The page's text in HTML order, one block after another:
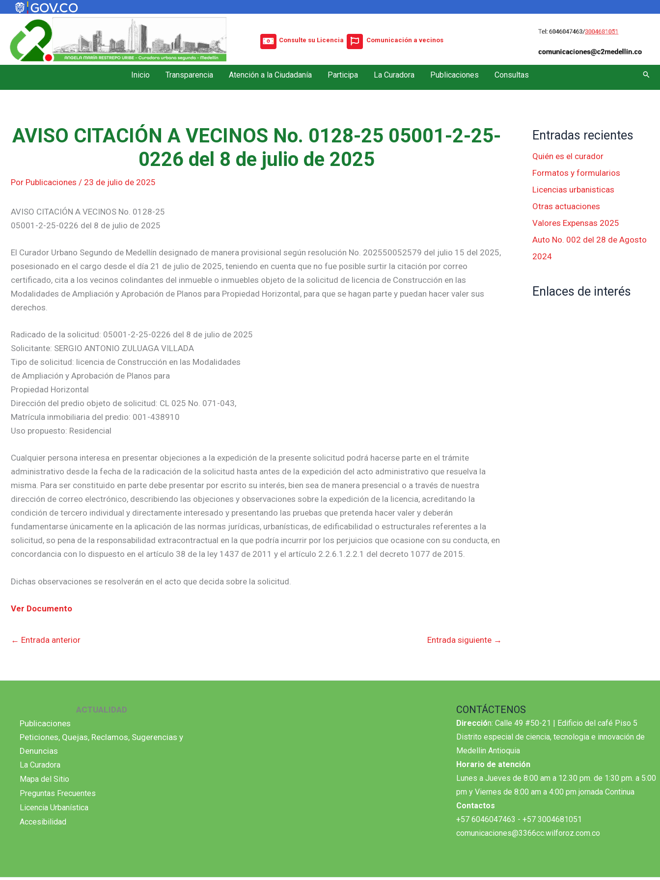
contenido
Consulte su Licencia Comunicación a vecinos
Inicio Transparencia Atención a la Ciudadanía Participa La Curadora Publicaciones Consultas
AVISO CITACIÓN A VECINOS No. 0128-25 05001-2-25-
0226 del 8 de julio de 2025
Por Publicaciones / 23 de julio de 2025
AVISO CITACIÓN A VECINOS No. 0128-25
05001-2-25-0226 del 8 de julio de 2025
El Curador Urbano Segundo de Medellín designado de manera provisional según resolución No. 202550052579 del julio 15 del 2025,
posesionado en el cargo desde el día 21 de julio de 2025, teniendo en cuenta que no fue posible surtir la citación por correo
certificado, cita a los vecinos colindantes del inmueble o inmuebles objeto de la solicitud de licencia de Construcción en las
Modalidades de Ampliación y Aprobación de Planos para Propiedad Horizontal, para que se hagan parte y puedan hacer valer sus
derechos.
Radicado de la solicitud: 05001-2-25-0226 del 8 de julio de 2025
Solicitante: SERGIO ANTONIO ZULUAGA VILLADA
Tipo de solicitud: licencia de Construcción en las Modalidades
de Ampliación y Aprobación de Planos para
Propiedad Horizontal
Dirección del predio objeto de solicitud: CL 025 No. 071-043,
Matrícula inmobiliaria del predio: 001-438910
Uso propuesto: Residencial
Cualquier persona interesa en presentar objeciones a la expedición de la presente solicitud podrá hacerse parte en el trámite
administrativo desde la fecha de la radicación de la solicitud hasta antes de la expedición del acto administrativo que resuelva la
misma. Para ser constituido en parte debe presentar por escrito su interés, bien sea de manera presencial o a través de nuestra
dirección de correo electrónico, describiendo las objeciones y observaciones sobre la expedición de la licencia, acreditando la
condición de tercero individual y directamente interesado y presentando las pruebas que pretenda hacer valer y deberán
fundamentarse únicamente en la aplicación de las normas jurídicas, urbanísticas, de edificabilidad o estructurales referentes a la
solicitud, so pena de la responsabilidad extracontractual en la que podría incurrir por los perjuicios que ocasione con su conducta, en
concordancia con lo dispuesto en el artículo 38 de la ley 1437 de 2011 y el artículo 2.2.6.1.2.2.1 del decreto 1077 de 2015.
Dichas observaciones se resolverán en el acto que decida sobre la solicitud.
Ver Documento
← Entrada anterior Entrada siguiente →
Entradas recientes
Quién es el curador
Formatos y formularios
Licencias urbanisticas
Otras actuaciones
Valores Expensas 2025
Auto No. 002 del 28 de Agosto
2024
Enlaces de interés
ACTUALIDAD
Publicaciones
Peticiones, Quejas, Reclamos, Sugerencias y
Denuncias
La Curadora
Mapa del Sitio
Preguntas Frecuentes
Licencia Urbanística
Accesibilidad
CONTÁCTENOS
Dirección: Calle 49 #50-21 | Edificio del café Piso 5
Distrito especial de ciencia, tecnologia e innovación de
Medellin Antioquia
Horario de atención
Lunes a Jueves de 8:00 am a 12.30 pm. de 1:30 pm. a 5:00
pm y Viernes de 8:00 am a 4:00 pm jornada Continua
Contactos
+57 6046047463 - +57 3004681051
comunicaciones@3366cc.wilforoz.com.co